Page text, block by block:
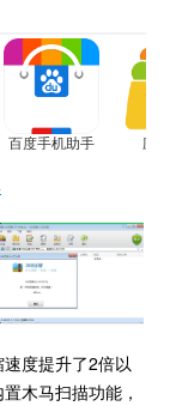
百度手机助手 应
度提升了2倍以
置木马扫描功能，